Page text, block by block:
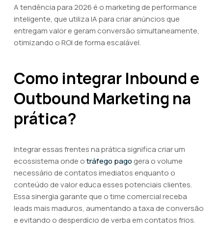
A tendência para 2026 é o marketing de performance
inteligente, que utiliza IA para criar anúncios que
entregam valor e geram conversão simultaneamente,
otimizando o ROI de forma escalável.
Como integrar Inbound e
Outbound Marketing na
prática?
Integrar essas frentes na prática significa criar um
ecossistema onde otráfego pago gera o volume
necessário de contatos imediatos enquanto o
conteúdo de valor educa esses potenciais clientes.
Essa sinergia garante que o time comercial receba
leads mais maduros, aumentando a taxa de conversão
e evitando o desperdício de verba em contatos frios.